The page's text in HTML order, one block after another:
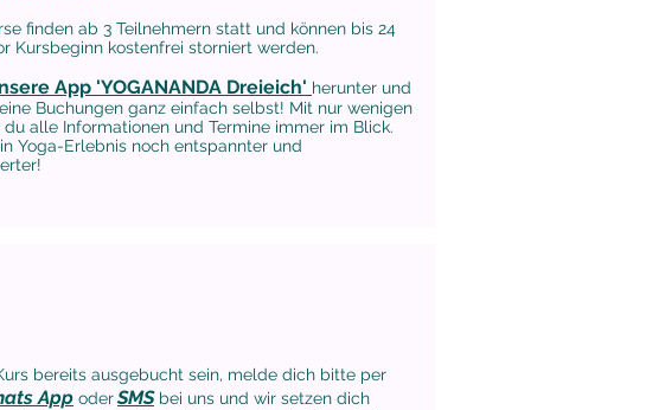
finden ab 3 Teilnehmern statt und können bis 24
Kursbeginn kostenfrei storniert werden.
App 'YOGANANDA Dreieich' herunter und
Buchungen ganz einfach selbst! Mit nur wenigen
du alle Informationen und Termine immer im Blick.
Yoga-Erlebnis noch entspannter und
bereits ausgebucht sein, melde dich bitte per
App oderSMSbei uns und wir setzen dich